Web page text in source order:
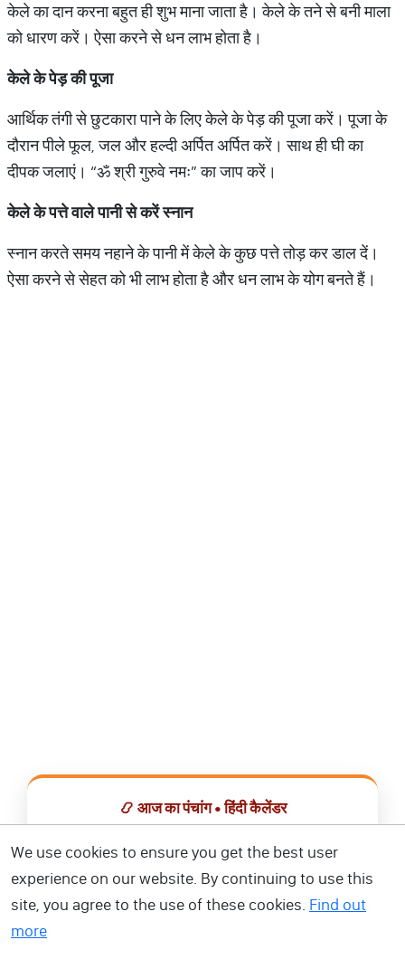
केले का दान करना बहुत ही शुभ माना जाता है। केले के तने से बनी माला
को धारण करें। ऐसा करने से धन लाभ होता है।
केलेकेपेड़कीपूजा
आर्थिक तंगी से छुटकारा पाने के लिए केले के पेड़ की पूजा करें। पूजा के
दौरान पीले फूल, जल और हल्दी अर्पित अर्पित करें। साथ ही घी का
दीपक जलाएं। “ॐ श्री गुरुवे नमः” का जाप करें।
केलेकेपत्तेवालेपानीसेकरेंस्नान
स्नान करते समय नहाने के पानी में केले के कुछ पत्ते तोड़ कर डाल दें।
ऐसा करने से सेहत को भी लाभ होता है और धन लाभ के योग बनते हैं।
📿 आज का पंचांग • हिंदी कैलेंडर
📅 हिंदी कैलेंडर ऐप डाउनलोड करें
We use cookies to ensure you get the best user
experience on our website. By continuing to use this
site, you agree to the use of these cookies. Find out
more